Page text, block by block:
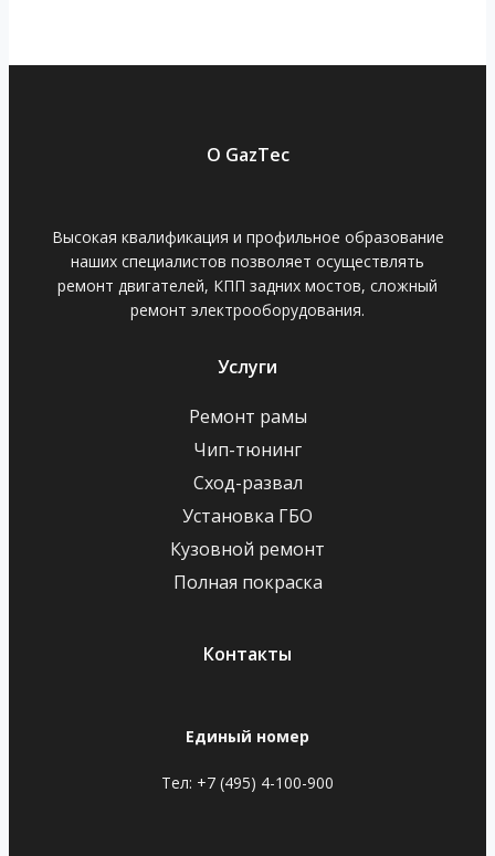
О GazTec
Высокая квалификация и профильное образование
наших специалистов позволяет осуществлять
ремонт двигателей, КПП задних мостов, сложный
ремонт электрооборудования.
Услуги
Ремонт рамы
Чип-тюнинг
Сход-развал
Установка ГБО
Кузовной ремонт
Полная покраска
Контакты
Единый номер
Тел: +7 (495) 4-100-900